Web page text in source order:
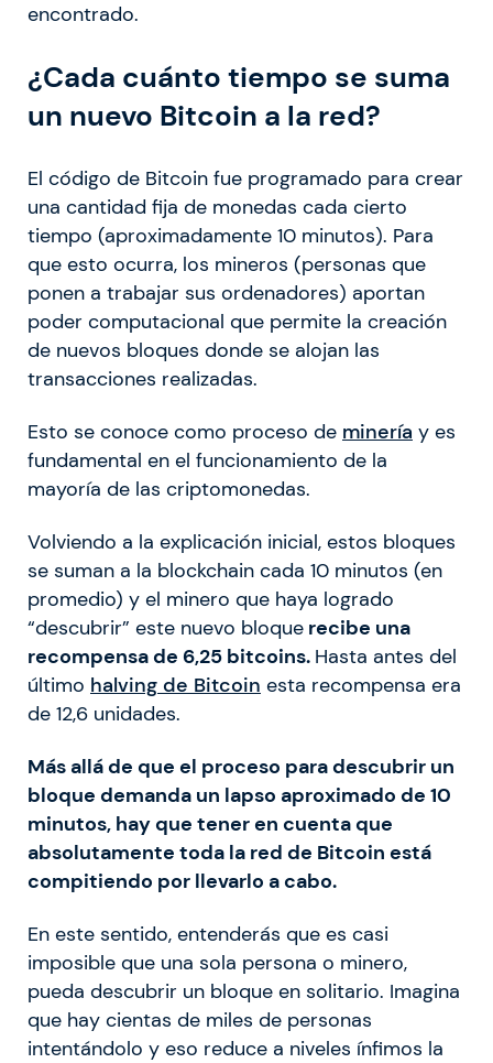
encontrado.
¿Cada cuánto tiempo se suma
un nuevo Bitcoin a la red?
El código de Bitcoin fue programado para crear
una cantidad fija de monedas cada cierto
tiempo (aproximadamente 10 minutos). Para
que esto ocurra, los mineros (personas que
ponen a trabajar sus ordenadores) aportan
poder computacional que permite la creación
de nuevos bloques donde se alojan las
transacciones realizadas.
Esto se conoce como proceso de minería y es
fundamental en el funcionamiento de la
mayoría de las criptomonedas.
Volviendo a la explicación inicial, estos bloques
se suman a la blockchain cada 10 minutos (en
promedio) y el minero que haya logrado
“descubrir” este nuevo bloque recibe una
recompensa de 6,25 bitcoins. Hasta antes del
último halving de Bitcoin esta recompensa era
de 12,6 unidades.
Más allá de que el proceso para descubrir un
bloque demanda un lapso aproximado de 10
minutos, hay que tener en cuenta que
absolutamente toda la red de Bitcoin está
compitiendo por llevarlo a cabo.
En este sentido, entenderás que es casi
imposible que una sola persona o minero,
pueda descubrir un bloque en solitario. Imagina
que hay cientas de miles de personas
intentándolo y eso reduce a niveles ínfimos la